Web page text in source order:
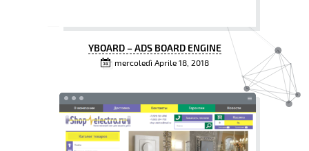
YBOARD – ADS BOARD ENGINE
mercoledì Aprile 18, 2018